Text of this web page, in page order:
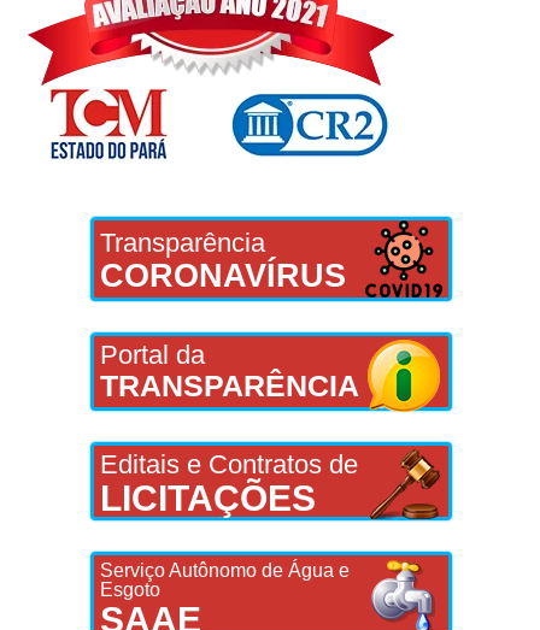
Transparência
CORONAVÍRUS
Portal da
TRANSPARÊNCIA
Editais e Contratos de
LICITAÇÕES
Serviço Autônomo de Água e
Esgoto
SAAE